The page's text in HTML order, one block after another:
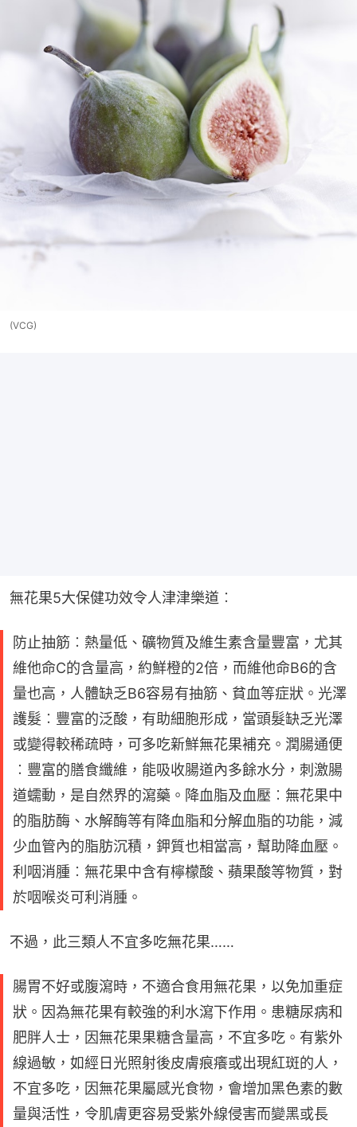
(VCG)
無花果5大保健功效令人津津樂道︰
防止抽筋︰熱量低、礦物質及維生素含量豐富，尤其
維他命C的含量高，約鮮橙的2倍，而維他命B6的含
量也高，人體缺乏B6容易有抽筋、貧血等症狀。光澤
護髮︰豐富的泛酸，有助細胞形成，當頭髮缺乏光澤
或變得較稀疏時，可多吃新鮮無花果補充。潤腸通便
︰豐富的膳食纖維，能吸收腸道內多餘水分，刺激腸
道蠕動，是自然界的瀉藥。降血脂及血壓︰無花果中
的脂肪酶、水解酶等有降血脂和分解血脂的功能，減
少血管內的脂肪沉積，鉀質也相當高，幫助降血壓。
利咽消腫︰無花果中含有檸檬酸、蘋果酸等物質，對
於咽喉炎可利消腫。
不過，此三類人不宜多吃無花果……
腸胃不好或腹瀉時，不適合食用無花果，以免加重症
狀。因為無花果有較強的利水瀉下作用。患糖尿病和
肥胖人士，因無花果果糖含量高，不宜多吃。有紫外
線過敏，如經日光照射後皮膚痕癢或出現紅斑的人，
不宜多吃，因無花果屬感光食物，會增加黑色素的數
量與活性，令肌膚更容易受紫外線侵害而變黑或長